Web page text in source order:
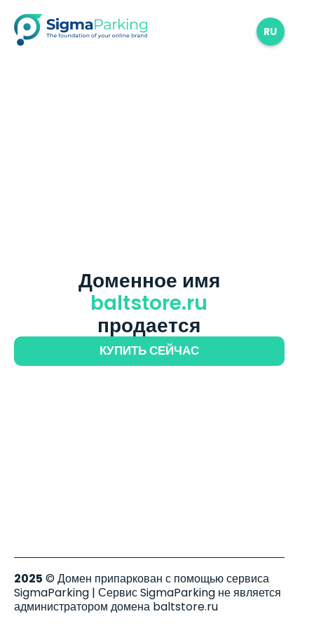
RU
Доменное имя
baltstore.ru
продается
КУПИТЬ СЕЙЧАС
2025 © Домен припаркован с помощью сервиса
SigmaParking | Сервис SigmaParking не является
администратором домена baltstore.ru